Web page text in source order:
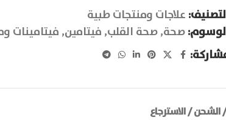
علاجات ومنتجات طبية
صحة,صحة القلب, فيتامين, فيتامينات
الشحن / الاسترجاع